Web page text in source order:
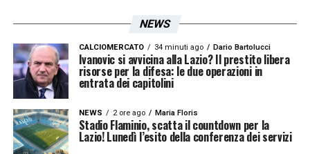
NEWS
CALCIOMERCATO 34 minuti ago Dario Bartolucci
Ivanovic si avvicina alla Lazio? Il prestito libera
risorse per la difesa: le due operazioni in
entrata dei capitolini
NEWS 2 ore ago Maria Floris
Stadio Flaminio, scatta il countdown per la
Lazio! Lunedì l’esito della conferenza dei servizi